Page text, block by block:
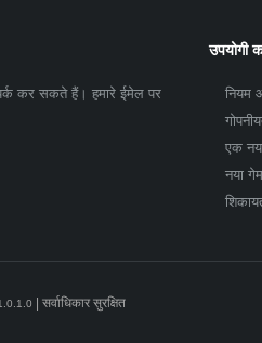
कर सकते हैं। हमारे ईमेल पर
उपयोगी
नियम
एक
नया
| सर्वाधिकार सुरक्षित